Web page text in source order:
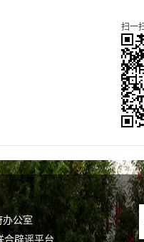
扫一
公室
合辟谣平台